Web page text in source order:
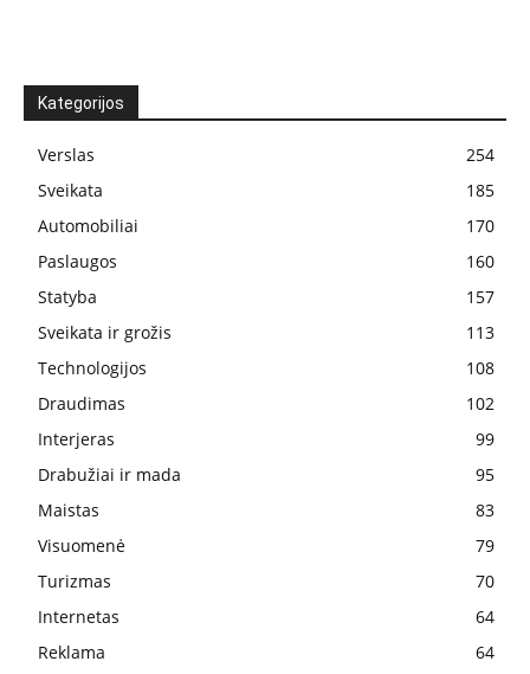
Kategorijos
Verslas
254
Sveikata
185
Automobiliai
170
Paslaugos
160
Statyba
157
Sveikata ir grožis
113
Technologijos
108
Draudimas
102
Interjeras
99
Drabužiai ir mada
95
Maistas
83
Visuomenė
79
Turizmas
70
Internetas
64
Reklama
64